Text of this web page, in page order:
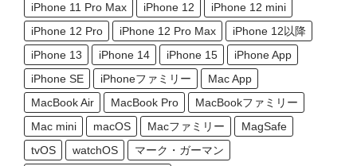
iPhone 11 Pro Max
iPhone 12
iPhone 12 mini
iPhone 12 Pro
iPhone 12 Pro Max
iPhone 12以降
iPhone 13
iPhone 14 iPhone 15
iPhone App
iPhone SE
iPhoneファミリー
Mac App
MacBook Air
MacBook Pro
MacBookファミリー
Mac mini
macOS Macファミリー
MagSafe
tvOS
watchOS マーク・ガーマン